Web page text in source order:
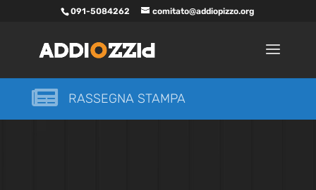
091-5084262 comitato@addiopizzo.org
 RASSEGNA STAMPA